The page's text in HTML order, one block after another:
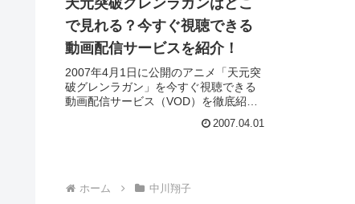
で見れる？今すぐ視聴できる
動画配信サービスを紹介！
2007年4月1日に公開のアニメ「天元突
破グレンラガン」を今すぐ視聴できる
動画配信サービス（VOD）を徹底紹
ッフ、主題歌の情報はもちろん、実際
2007.04.01
ホーム 中川翔子